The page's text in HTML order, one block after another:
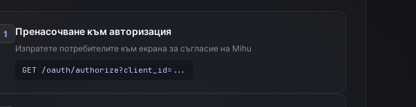
1 Пренасочване към авторизация
Изпратете потребителите към екрана за съгласие на Mihu
GET /oauth/authorize?client_id=...